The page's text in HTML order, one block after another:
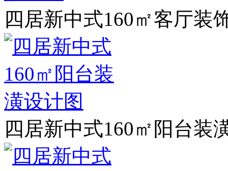
四居新中式160㎡客厅装
四居新中式160㎡阳台装